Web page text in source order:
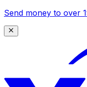
Send money to over